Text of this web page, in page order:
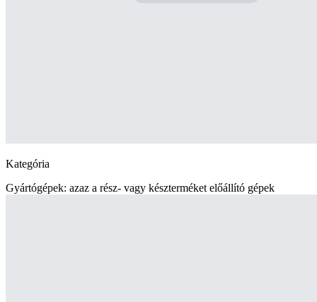
Kategória
Gyártógépek: azaz a rész- vagy készterméket előállító gépek